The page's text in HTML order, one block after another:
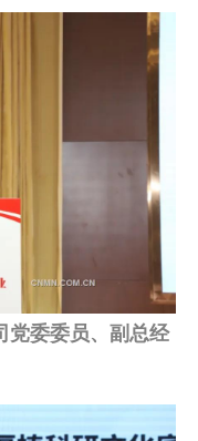
党委委员、副总经